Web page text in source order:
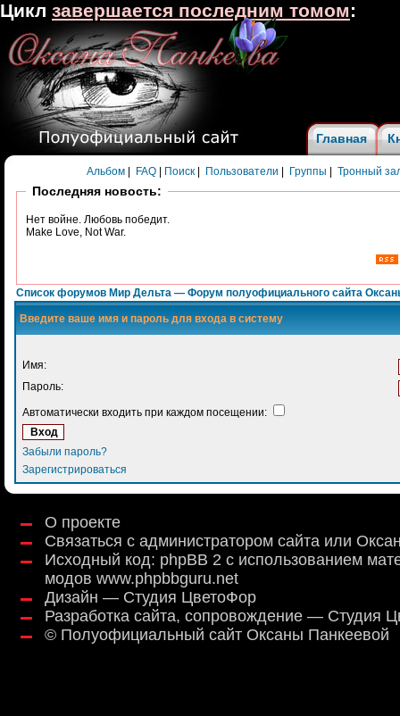
Главная
Альбом FAQ Поиск Пользователи Группы Тронный
Последняя новость:
Нет войне. Любовь победит.
Make Love, Not War.
Список форумов Мир Дельта — Форум полуофициального сайта
Введите ваше имя и пароль для входа в систему
Имя:
Пароль:
Автоматически входить при каждом посещении:
Забыли пароль?
Зарегистрироваться
О проекте
Связаться с администратором сайта или
Исходный код: phpBB 2 с использованием
модов www.phpbbguru.net
Дизайн — Студия ЦветоФор
Разработка сайта, сопровождение — Студия
© Полуофициальный сайт Оксаны Панкеевой
Цикл завершается последним томом: